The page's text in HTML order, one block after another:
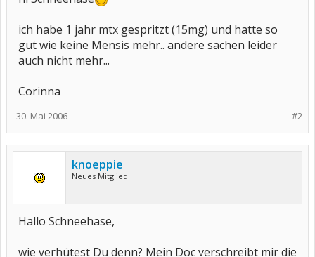
ich habe 1 jahr mtx gespritzt (15mg) und hatte so
gut wie keine Mensis mehr.. andere sachen leider
auch nicht mehr...
Corinna
#2
30. Mai 2006
knoeppie
Neues Mitglied
Hallo Schneehase,
wie verhütest Du denn? Mein Doc verschreibt mir die